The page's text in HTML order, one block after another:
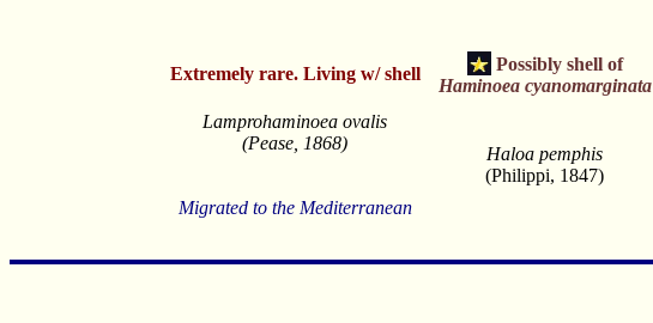
Extremely rare. Living w/ shell Possiblyshell of
Haminoea cyanomarginata
Lamprohaminoea ovalis
(Pease, 1868)
Migrated to the Mediterranean
Haloa pemphis
(Philippi, 1847)